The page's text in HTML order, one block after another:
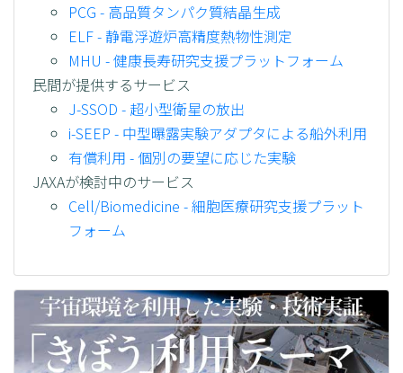
PCG - 高品質タンパク質結晶生成
ELF - 静電浮遊炉高精度熱物性測定
MHU - 健康長寿研究支援プラットフォーム
民間が提供するサービス
J-SSOD - 超小型衛星の放出
i-SEEP - 中型曝露実験アダプタによる船外利用
有償利用 - 個別の要望に応じた実験
JAXAが検討中のサービス
Cell/Biomedicine - 細胞医療研究支援プラット
フォーム